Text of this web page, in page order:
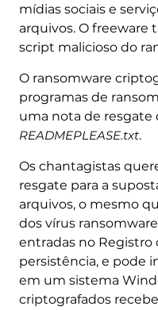
mídias sociais e
arquivos. O freeware
script malicioso do
O ransomware
programas de
uma nota de resgate
READMEPLEASE.txt.
Os chantagistas
resgate para a
arquivos, o mesmo
dos vírus
entradas no
persistência, e pode
em um sistema
criptografados